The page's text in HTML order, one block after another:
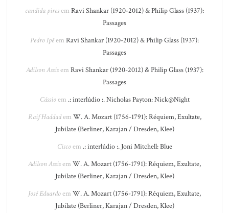
candida piresem Ravi Shankar (1920-2012) & Philip Glass (1937):
Passages
Pedro Ipêem Ravi Shankar (1920-2012) & Philip Glass (1937):
Passages
Adilson Assisem Ravi Shankar (1920-2012) & Philip Glass (1937):
Passages
Cássioem .: interlúdio :. Nicholas Payton: Nick@Night
Raif Haddadem W. A. Mozart (1756-1791): Réquiem, Exultate,
Jubilate (Berliner, Karajan / Dresden, Klee)
Ciscoem .: interlúdio :. Joni Mitchell: Blue
Adilson Assisem W. A. Mozart (1756-1791): Réquiem, Exultate,
Jubilate (Berliner, Karajan / Dresden, Klee)
José Eduardoem W. A. Mozart (1756-1791): Réquiem, Exultate,
Jubilate (Berliner, Karajan / Dresden, Klee)